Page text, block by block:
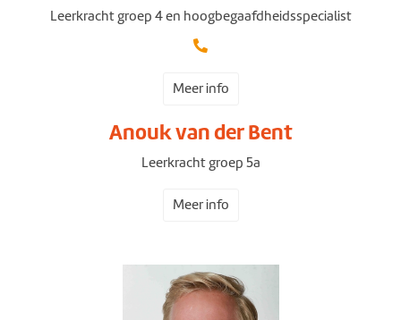
Leerkracht groep 4 en hoogbegaafdheidsspecialist
Meer info
Anouk van der Bent
Leerkracht groep 5a
Meer info